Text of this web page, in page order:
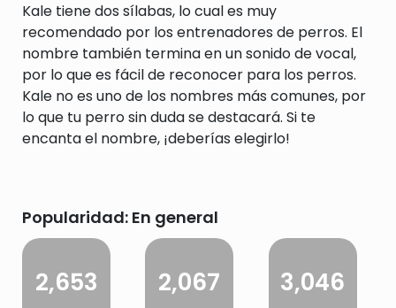
Kale tiene dos sílabas, lo cual es muy
recomendado por los entrenadores de perros. El
nombre también termina en un sonido de vocal,
por lo que es fácil de reconocer para los perros.
Kale no es uno de los nombres más comunes, por
lo que tu perro sin duda se destacará. Si te
encanta el nombre, ¡deberías elegirlo!
Popularidad: En general
2,653 2,067 3,046